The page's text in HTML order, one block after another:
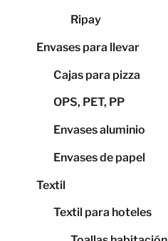
Ripay
Envases para llevar
Cajas para pizza
OPS, PET, PP
Envases aluminio
Envases de papel
Textil
Textil para hoteles